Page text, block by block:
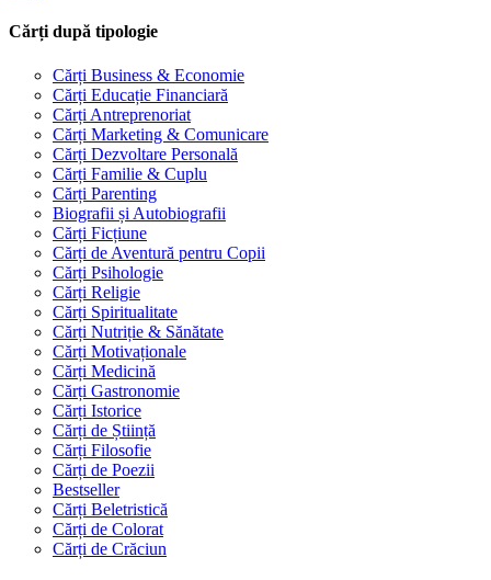
Cărți după tipologie
Cărți Business & Economie
Cărți Educație Financiară
Cărți Antreprenoriat
Cărți Marketing & Comunicare
Cărți Dezvoltare Personală
Cărți Familie & Cuplu
Cărți Parenting
Biografii și Autobiografii
Cărți Ficțiune
Cărți de Aventură pentru Copii
Cărți Psihologie
Cărți Religie
Cărți Spiritualitate
Cărți Nutriție & Sănătate
Cărți Motivaționale
Cărți Medicină
Cărți Gastronomie
Cărți Istorice
Cărți de Știință
Cărți Filosofie
Cărți de Poezii
Bestseller
Cărți Beletristică
Cărți de Colorat
Cărți de Crăciun